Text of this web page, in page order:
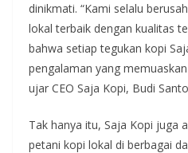
dinikmati. “Kami selalu
lokal terbaik dengan kualitas
bahwa setiap tegukan kopi
pengalaman yang
ujar CEO Saja Kopi, Budi
Tak hanya itu, Saja Kopi juga
petani kopi lokal di berbagai